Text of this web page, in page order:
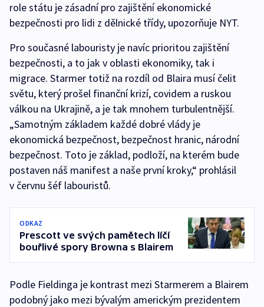
role státu je zásadní pro zajištění ekonomické
bezpečnosti pro lidi z dělnické třídy, upozorňuje NYT.
Pro současné labouristy je navíc prioritou zajištění
bezpečnosti, a to jak v oblasti ekonomiky, tak i
migrace. Starmer totiž na rozdíl od Blaira musí čelit
světu, který prošel finanční krizí, covidem a ruskou
válkou na Ukrajině, a je tak mnohem turbulentnější.
„Samotným základem každé dobré vlády je
ekonomická bezpečnost, bezpečnost hranic, národní
bezpečnost. Toto je základ, podloží, na kterém bude
postaven náš manifest a naše první kroky,“ prohlásil
v červnu šéf labouristů.
ODKAZ
Prescott ve svých pamětech líčí
bouřlivé spory Browna s Blairem
Podle Fieldinga je kontrast mezi Starmerem a Blairem
podobný jako mezi bývalým americkým prezidentem